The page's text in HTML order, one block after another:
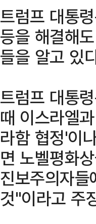
트럼프 대통
등을 해결해
들을 알고 있
트럼프 대통
때 이스라엘
라함 협정'이
면 노벨평화
진보주의자
것"이라고 주